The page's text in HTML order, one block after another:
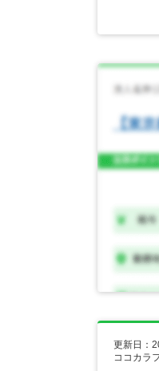
更新日：
ココカラ